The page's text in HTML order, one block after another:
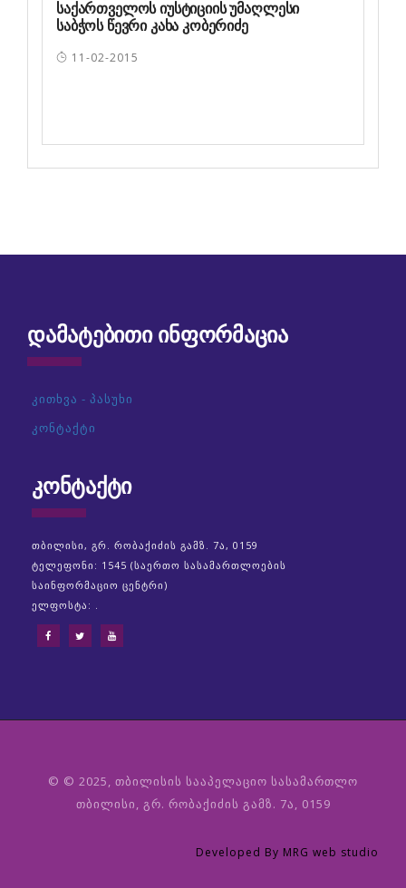
საქართველოს იუსტიციის უმაღლესი
საბჭოს წევრი კახა კობერიძე
11-02-2015
ᲓᲐᲛᲐᲢᲔᲑᲘᲗᲘ ᲘᲜᲤᲝᲠᲛᲐᲪᲘᲐ
კითხვა - პასუხი
კონტაქტი
ᲙᲝᲜᲢᲐᲥᲢᲘ
თბილისი, გრ. რობაქიძის გამზ. 7ა, 0159
ტელეფონი: 1545 (საერთო სასამართლოების
საინფორმაციო ცენტრი)
ელფოსტა: .
© © 2025, თბილისის სააპელაციო სასამართლო
თბილისი, გრ. რობაქიძის გამზ. 7ა, 0159
Developed By MRG web studio